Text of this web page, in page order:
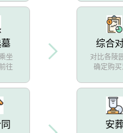
坐
往
综合
对比各陵
确定购买
安